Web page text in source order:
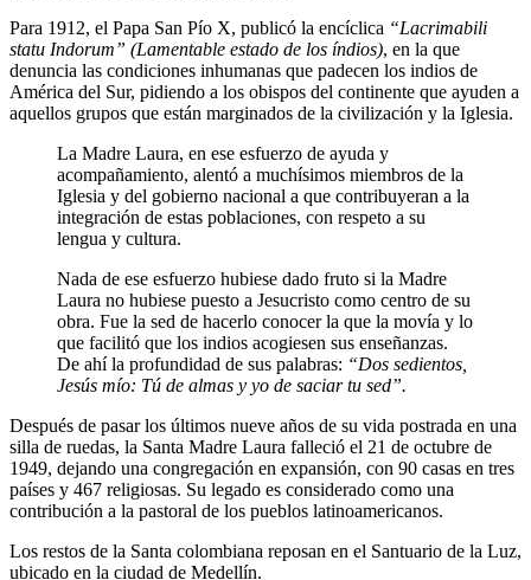
Para 1912, el Papa San Pío X, publicó la encíclica “Lacrimabili
statu Indorum” (Lamentable estado de los índios), en la que
denuncia las condiciones inhumanas que padecen los indios de
América del Sur, pidiendo a los obispos del continente que ayuden a
aquellos grupos que están marginados de la civilización y la Iglesia.
La Madre Laura, en ese esfuerzo de ayuda y
acompañamiento, alentó a muchísimos miembros de la
Iglesia y del gobierno nacional a que contribuyeran a la
integración de estas poblaciones, con respeto a su
lengua y cultura.
Nada de ese esfuerzo hubiese dado fruto si la Madre
Laura no hubiese puesto a Jesucristo como centro de su
obra. Fue la sed de hacerlo conocer la que la movía y lo
que facilitó que los indios acogiesen sus enseñanzas.
De ahí la profundidad de sus palabras: “Dos sedientos,
Jesús mío: Tú de almas y yo de saciar tu sed”.
Después de pasar los últimos nueve años de su vida postrada en una
silla de ruedas, la Santa Madre Laura falleció el 21 de octubre de
1949, dejando una congregación en expansión, con 90 casas en tres
países y 467 religiosas. Su legado es considerado como una
contribución a la pastoral de los pueblos latinoamericanos.
Los restos de la Santa colombiana reposan en el Santuario de la Luz,
ubicado en la ciudad de Medellín.